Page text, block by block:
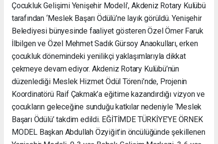
Çocukluk Gelişimi Yenişehir Modeli’, Akdeniz Rotary Kulübü
tarafından ‘Meslek Başarı Ödülü’ne layık görüldü. Yenişehir
Belediyesi bünyesinde faaliyet gösteren Özel Ömer Faruk
İlbilgen ve Özel Mehmet Sadık Gürsoy Anaokulları, erken
çocukluk dönemindeki yenilikçi yaklaşımlarıyla dikkat
çekmeye devam ediyor. Akdeniz Rotary Kulübü’nün
düzenlediği Meslek Hizmet Ödül Töreni’nde, Projenin
Koordinatörü Raif Çakmak’a eğitime kazandırdığı vizyon ve
çocukların geleceğine sunduğu katkılar nedeniyle ‘Meslek
Başarı Ödülü’ takdim edildi. EĞİTİMDE TÜRKİYE’YE ÖRNEK
MODEL Başkan Abdullah Özyiğit’in öncülüğünde şekillenen